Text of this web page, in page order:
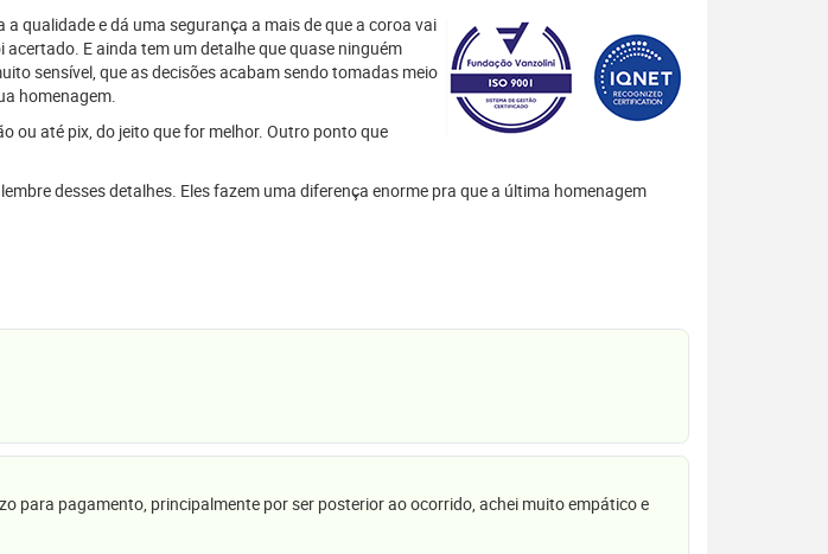
a qualidade e dá uma segurança a mais de que a coroa vai
E ainda tem um detalhe que quase ninguém
sensível, que as decisões acabam sendo tomadas meio
homenagem.
ou até pix, do jeito que for melhor. Outro ponto que
desses detalhes. Eles fazem uma diferença enorme pra que a última homenagem
para pagamento, principalmente por ser posterior ao ocorrido, achei muito empático e